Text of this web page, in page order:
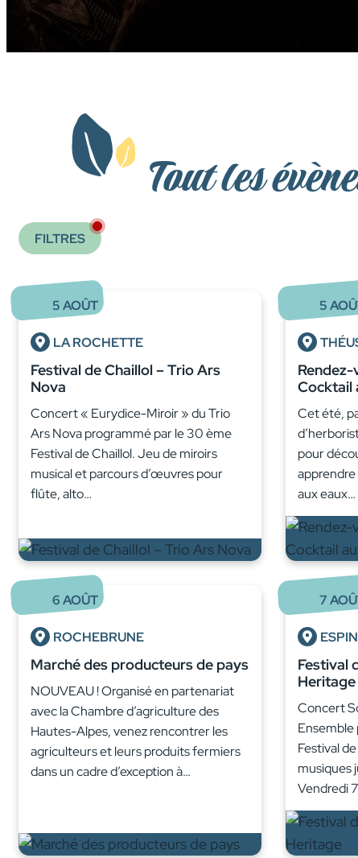
Tout les
FILTRES
5AOÛT
LA ROCHETTE
Festival de Chaillol – Trio Ars
Nova
Concert « Eurydice-Miroir » du Trio
Ars Nova programmé par le 30 ème
Festival de Chaillol. Jeu de miroirs
musical et parcours d’œuvres pour
flûte, alto…
5
Rendez-
Cocktail
Cet été,
pour
aux eaux…
6AOÛT
ROCHEBRUNE
Marché des producteurs de pays
NOUVEAU ! Organisé en partenariat
avec la Chambre d’agriculture des
Hautes-Alpes, venez rencontrer les
agriculteurs et leurs produits fermiers
dans un cadre d’exception à…
7
Festival
Heritage
Concert
Festival
musiques
Vendredi